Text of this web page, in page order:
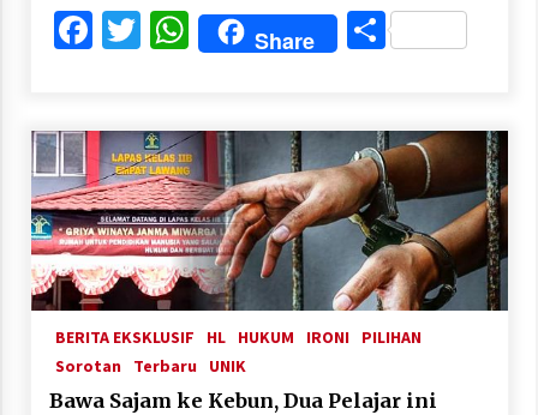
Facebook
Twitter
WhatsApp
Share Share
BERITA EKSKLUSIF HL HUKUM IRONI
PILIHAN
Sorotan
Terbaru UNIK
Bawa Sajam ke Kebun, Dua Pelajar ini